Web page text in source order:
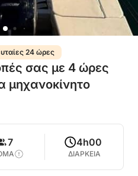
24 ώρες
σας με 4 ώρες
μηχανοκίνητο
7 4h00
ΔΙΑΡΚΕΙΑ